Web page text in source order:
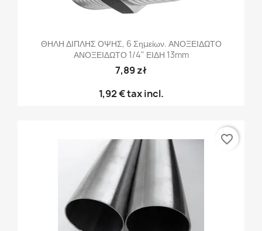
ΘΗΛΗ ΔΙΠΛΗΣ ΟΨΗΣ, 6 Σημείων. ΑΝΟΞΕΙΔΩΤΟ
ΑΝΟΞΕΙΔΩΤΟ 1/4" ΕΙΔΗ 13mm
7,89 zł
1,92 €tax incl.
favorite_border